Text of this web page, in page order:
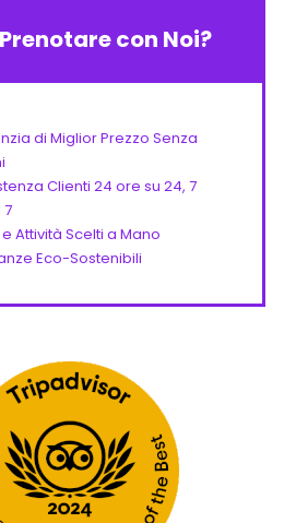
con Noi?
di Miglior Prezzo Senza
Clienti 24 ore su 24, 7
7
Attività Scelti a Mano
Eco-Sostenibili